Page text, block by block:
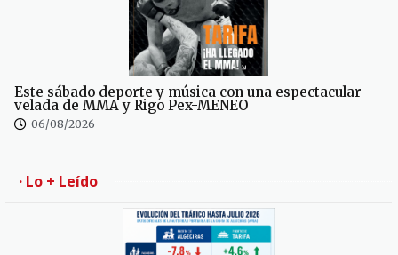
Este sábado deporte y música con una espectacular
velada de MMA y Rigo Pex-MENEO
06/08/2026
· Lo + Leído